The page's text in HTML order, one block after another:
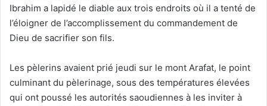
Ibrahim a lapidé le diable aux trois endroits où il a tenté de
l’éloigner de l’accomplissement du commandement de
Dieu de sacrifier son fils.
Les pèlerins avaient prié jeudi sur le mont Arafat, le point
culminant du pèlerinage, sous des températures élevées
qui ont poussé les autorités saoudiennes à les inviter à